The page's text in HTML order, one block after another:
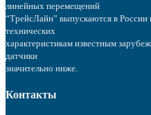
линейных перемещений
“ТрейсЛайн” выпускаются в
технических
характеристикам известным
датчики
значительно ниже.
Контакты